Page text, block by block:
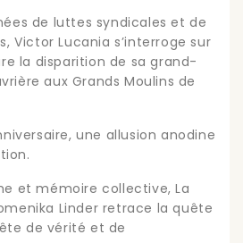
de luttes syndicales et de
Victor Lucania s’interroge sur
la disparition de sa grand-
aux Grands Moulins de
une allusion anodine
et mémoire collective, La
Linder retrace la quête
de vérité et de